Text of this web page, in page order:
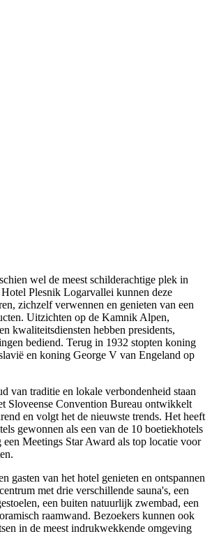
wel de meest schilderachtige plek in
Plesnik Logarvallei kunnen deze
zichzelf verwennen en genieten van een
Uitzichten op de Kamnik Alpen,
kwaliteitsdiensten hebben presidents,
bediend. Terug in 1932 stopten koning
en koning George V van Engeland op
van traditie en lokale verbondenheid staan
Sloveense Convention Bureau ontwikkelt
en volgt het de nieuwste trends. Het heeft
gewonnen als een van de 10 boetiekhotels
Meetings Star Award als top locatie voor
gasten van het hotel genieten en ontspannen
met drie verschillende sauna's, een
een buiten natuurlijk zwembad, een
raamwand. Bezoekers kunnen ook
in de meest indrukwekkende omgeving